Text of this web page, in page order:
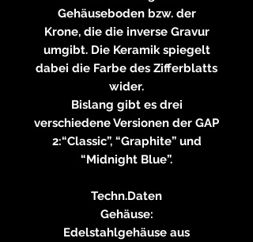
Gehäuseboden bzw. der
Krone, die die inverse Gravur
umgibt. Die Keramik spiegelt
dabei die Farbe des Zifferblatts
wider.
Bislang gibt es drei
verschiedene Versionen der GAP
2:“Classic”, “Graphite” und
“Midnight Blue”.
Techn.Daten
Gehäuse:
Edelstahlgehäuse aus